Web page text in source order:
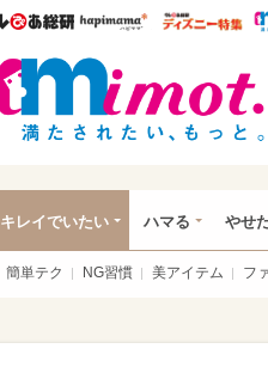
ウレぴあ総研ハピママ*
キレイでいたい ハマる やせ
簡単テク NG習慣 美アイテム フ